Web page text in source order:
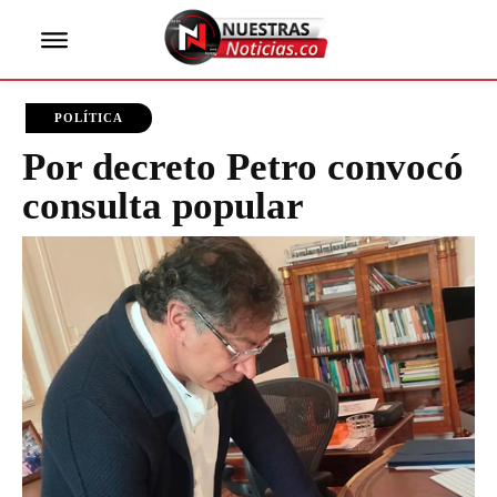
POLÍTICA
Por decreto Petro convocó
consulta popular